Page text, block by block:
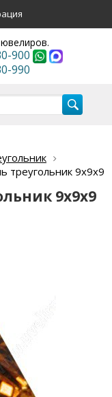
900
990
треугольник 9х9х9
9х9х9